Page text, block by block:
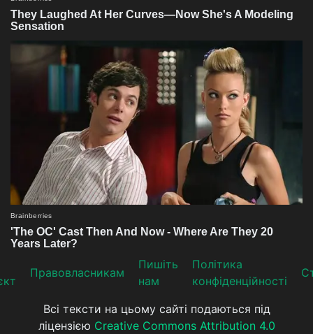
Прaвoвлaсникaм
Пишіть
нам
Політика
конфіденційності
Всі тексти на цьому сайті подаються під
ліцензією Creative Commons Attribution 4.0